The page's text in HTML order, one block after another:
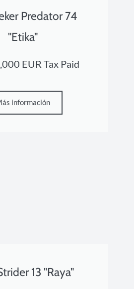
Predator 74
"Etika"
EUR Tax Paid
información
13 "Raya"